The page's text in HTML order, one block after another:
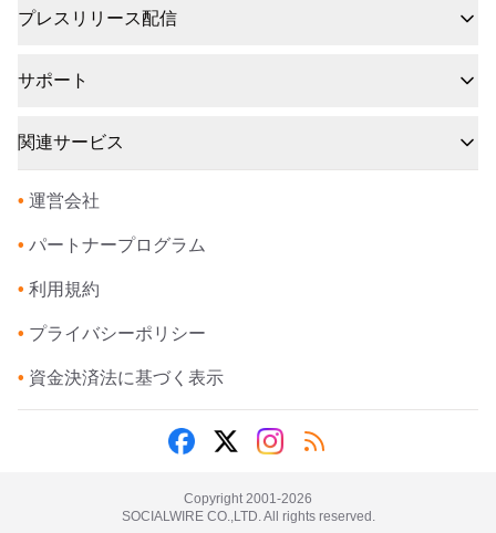
プレスリリース配信
サポート
関連サービス
• 運営会社
• パートナープログラム
• 利用規約
• プライバシーポリシー
• 資金決済法に基づく表示
Copyright 2001-2026
SOCIALWIRE CO.,LTD. All rights reserved.